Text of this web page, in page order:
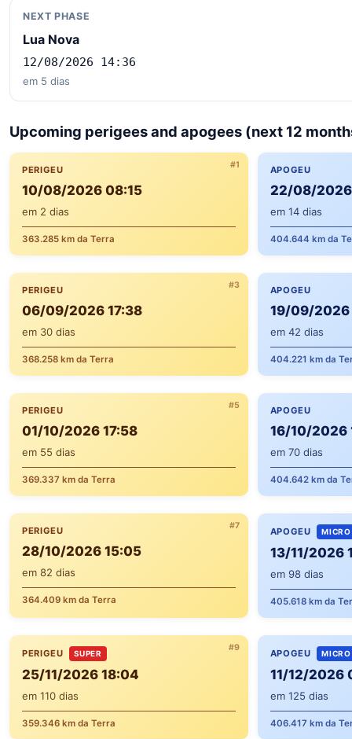
NEXT PHASE
Lua Nova
12/08/2026 14:36
em 5 dias
Upcoming perigees and apogees (next 12
#1
PERIGEU
10/08/2026 08:15
em 2 dias
363.285 km da Terra
APOGEU
22/08/
em 14 dias
404.644 km da
#3
PERIGEU
06/09/2026 17:38
em 30 dias
368.258 km da Terra
APOGEU
19/09/
em 42 dias
404.221 km da
#5
PERIGEU
01/10/2026 17:58
em 55 dias
369.337 km da Terra
APOGEU
16/10/2026
em 70 dias
404.642 km da
#7
PERIGEU
28/10/2026 15:05
em 82 dias
364.409 km da Terra
APOGEU MICRO
13/11/2026
em 98 dias
405.618 km da
#9
PERIGEU SUPER
25/11/2026 18:04
em 110 dias
359.346 km da Terra
APOGEU MICRO
11/12/2026
em 125 dias
406.417 km da